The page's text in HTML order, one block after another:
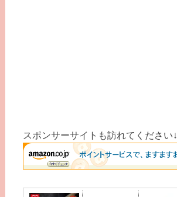
スポンサーサイトも訪れてください↓